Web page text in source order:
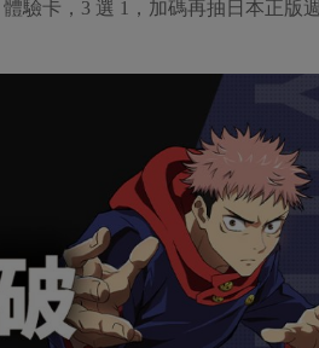
驗卡，3 選 1，加碼再抽日本正版週